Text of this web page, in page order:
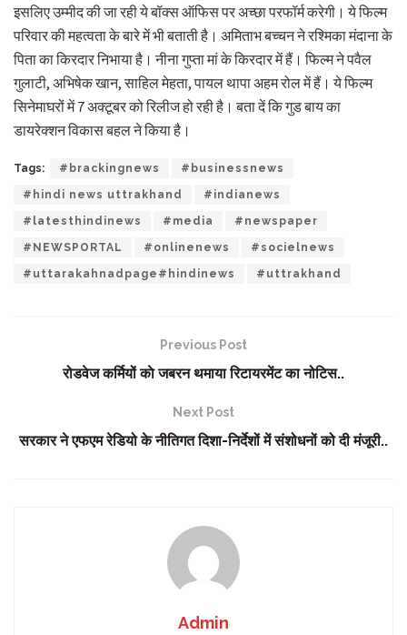
इसलिए उम्मीद की जा रही ये बॉक्स ऑफिस पर अच्छा परफॉर्म करेगी। ये फिल्म
परिवार की महत्वता के बारे में भी बताती है। अमिताभ बच्चन ने रश्मिका मंदाना के
पिता का किरदार निभाया है। नीना गुप्ता मां के किरदार में हैं। फिल्म ने पवैल
गुलाटी, अभिषेक खान, साहिल मेहता, पायल थापा अहम रोल में हैं। ये फिल्म
सिनेमाघरों में 7 अक्टूबर को रिलीज हो रही है। बता दें कि गुड बाय का
डायरेक्शन विकास बहल ने किया है।
Tags: #brackingnews #businessnews
#hindi news uttrakhand #indianews
#latesthindinews #media #newspaper
#NEWSPORTAL #onlinenews #socielnews
#uttarakahnadpage#hindinews #uttrakhand
Previous Post
रोडवेज कर्मियों काे जबरन थमाया रिटायरमेंट का नोटिस..
Next Post
सरकार ने एफएम रेडियो के नीतिगत दिशा-निर्देशों में संशोधनों को दी मंजूरी..
Admin